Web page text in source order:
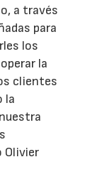
a través
para
los
la
clientes
la
Olivier